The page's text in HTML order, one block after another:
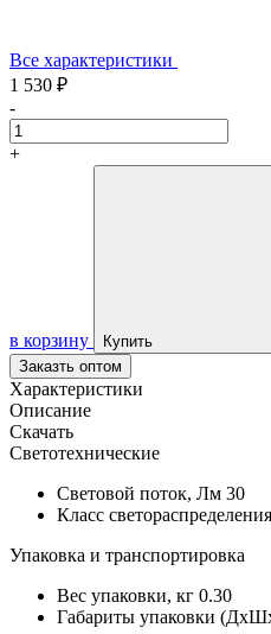
Все характеристики
1 530 ₽
-
+
в корзину
Купить
Заказть оптом
Характеристики
Описание
Скачать
Светотехнические
Световой поток, Лм 30
Класс светораспределения
Упаковка и транспортировка
Вес упаковки, кг 0.30
Габариты упаковки